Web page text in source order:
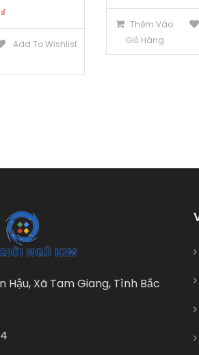
₫
Add To Wishlist
Thêm Vào
Giỏ Hàng
Hậu, Xã Tam Giang, Tình Bắc